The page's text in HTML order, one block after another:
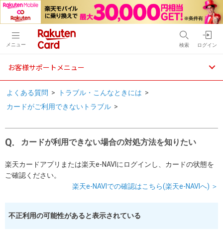
メニュー 検索 ログイン
お客様サポートメニュー
よくある質問 > トラブル・こんなときには >
カードがご利用できないトラブル >
カードが利用できない場合の対処方法を知りたい
楽天カードアプリまたは楽天e-NAVIにログインし、カードの状態を
ご確認ください。
楽天e-NAVIでの確認はこちら(楽天e-NAVIへ) ＞
不正利用の可能性があると表示されている